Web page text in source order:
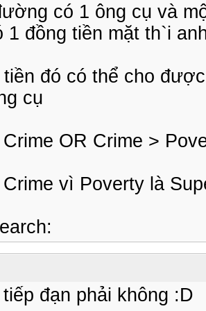
có 1 ông cụ và
1 đồng tiền mặt th`i
tiền đó có thể cho
cụ
OR Crime >
vì Poverty là
đạn phải không :D